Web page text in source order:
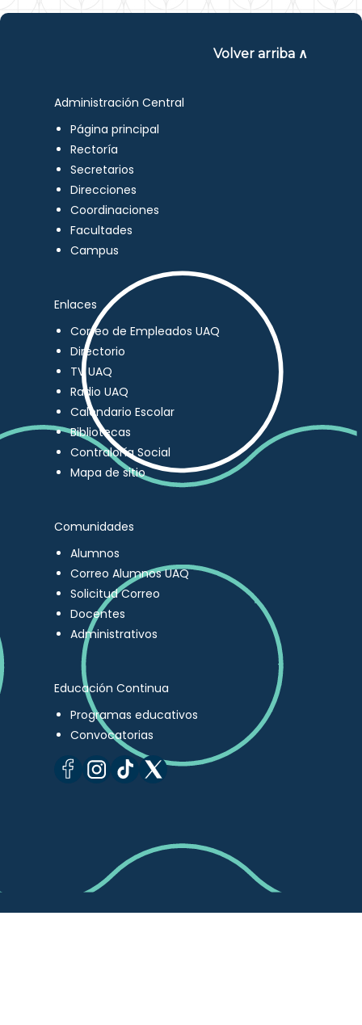
Volver arriba ∧
Administración Central
Página principal
Rectoría
Secretarios
Direcciones
Coordinaciones
Facultades
Campus
Enlaces
Correo de Empleados UAQ
Directorio
TV UAQ
Radio UAQ
Calendario Escolar
Bibliotecas
Contraloría Social
Mapa de sitio
Comunidades
Alumnos
Correo Alumnos UAQ
Solicitud Correo
Docentes
Administrativos
Educación Continua
Programas educativos
Convocatorias